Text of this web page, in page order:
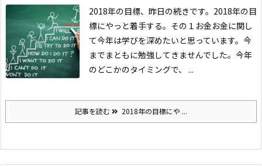
2018年の目標、昨日の続きです。 2018年の目
標にやっと着手する。その１ お金お金に関し
て今年は学びを深めたいと思っています。今
までまともに勉強してきませんでした。 今年
のどこかのタイミングで、 ...
記事を読む 2018年の目標にや ...